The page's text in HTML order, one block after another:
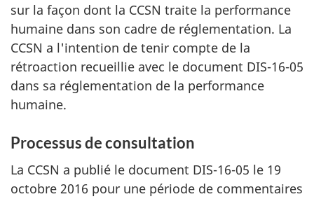
sur la façon dont la CCSN traite la performance
humaine dans son cadre de réglementation. La
CCSN a l'intention de tenir compte de la
rétroaction recueillie avec le document DIS-16-05
dans sa réglementation de la performance
humaine.
Processus de consultation
La CCSN a publié le document DIS-16-05 le 19
octobre 2016 pour une période de commentaires